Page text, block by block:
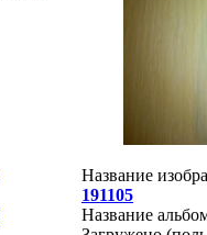
Название
191105
Название